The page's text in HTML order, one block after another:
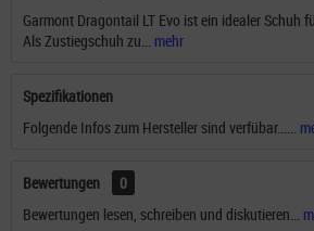
Garmont Dragontail LT Evo ist ein idealer Schuh
Als Zustiegschuh zu...
mehr
Spezifikationen
Folgende Infos zum Hersteller sind verfübar......
Bewertungen
0
Bewertungen lesen, schreiben und diskutieren...